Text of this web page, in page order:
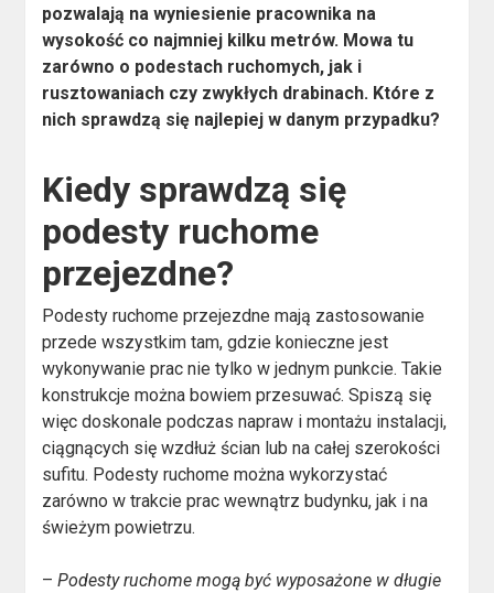
pozwalają na wyniesienie pracownika na
wysokość co najmniej kilku metrów. Mowa tu
zarówno o podestach ruchomych, jak i
rusztowaniach czy zwykłych drabinach. Które z
nich sprawdzą się najlepiej w danym przypadku?
Kiedy sprawdzą się
podesty ruchome
przejezdne?
Podesty ruchome przejezdne mają zastosowanie
przede wszystkim tam, gdzie konieczne jest
wykonywanie prac nie tylko w jednym punkcie. Takie
konstrukcje można bowiem przesuwać. Spiszą się
więc doskonale podczas napraw i montażu instalacji,
ciągnących się wzdłuż ścian lub na całej szerokości
sufitu. Podesty ruchome można wykorzystać
zarówno w trakcie prac wewnątrz budynku, jak i na
świeżym powietrzu.
–Podesty ruchome mogą być wyposażone w długie